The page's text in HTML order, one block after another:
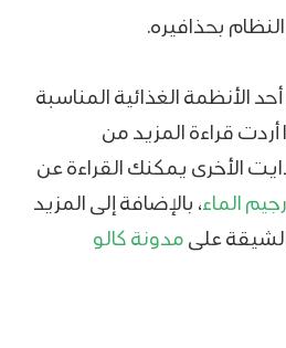
بحذافيره.
الأنظمة الغذائية المناسبة
قراءة المزيد من
الأخرى يمكنك القراءة عن
رجيم الماء، بالإضافة إلى المزيد
على مدونة كالو